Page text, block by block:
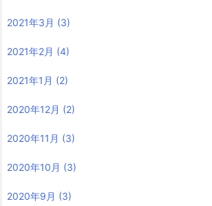
2021年3月 (3)
2021年2月 (4)
2021年1月 (2)
2020年12月 (2)
2020年11月 (3)
2020年10月 (3)
2020年9月 (3)